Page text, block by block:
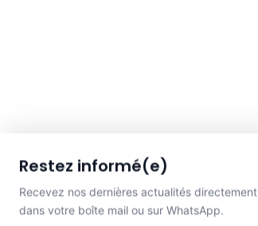
Restez informé(e)
Recevez nos dernières actualités directement
dans votre boîte mail ou sur WhatsApp.